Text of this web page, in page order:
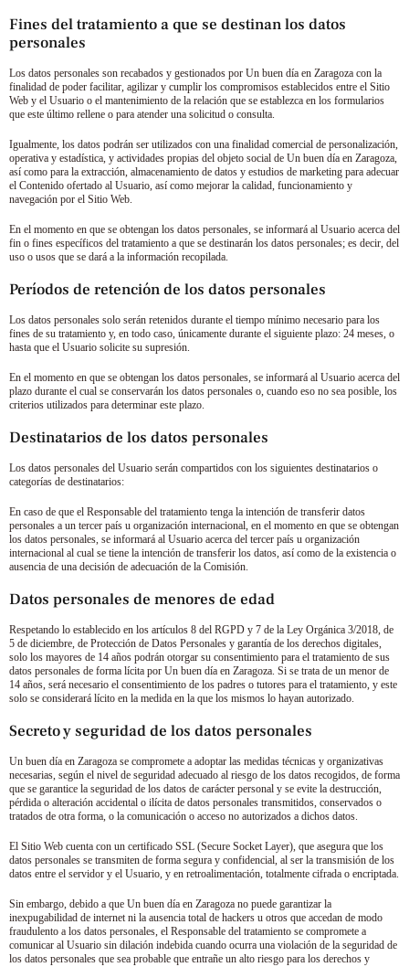
Fines del tratamiento a que se destinan los datos
personales
Los datos personales son recabados y gestionados por Un buen día en Zaragoza con la
finalidad de poder facilitar, agilizar y cumplir los compromisos establecidos entre el Sitio
Web y el Usuario o el mantenimiento de la relación que se establezca en los formularios
que este último rellene o para atender una solicitud o consulta.
Igualmente, los datos podrán ser utilizados con una finalidad comercial de personalización,
operativa y estadística, y actividades propias del objeto social de Un buen día en Zaragoza,
así como para la extracción, almacenamiento de datos y estudios de marketing para adecuar
el Contenido ofertado al Usuario, así como mejorar la calidad, funcionamiento y
navegación por el Sitio Web.
En el momento en que se obtengan los datos personales, se informará al Usuario acerca del
fin o fines específicos del tratamiento a que se destinarán los datos personales; es decir, del
uso o usos que se dará a la información recopilada.
Períodos de retención de los datos personales
Los datos personales solo serán retenidos durante el tiempo mínimo necesario para los
fines de su tratamiento y, en todo caso, únicamente durante el siguiente plazo: 24 meses, o
hasta que el Usuario solicite su supresión.
En el momento en que se obtengan los datos personales, se informará al Usuario acerca del
plazo durante el cual se conservarán los datos personales o, cuando eso no sea posible, los
criterios utilizados para determinar este plazo.
Destinatarios de los datos personales
Los datos personales del Usuario serán compartidos con los siguientes destinatarios o
categorías de destinatarios:
En caso de que el Responsable del tratamiento tenga la intención de transferir datos
personales a un tercer país u organización internacional, en el momento en que se obtengan
los datos personales, se informará al Usuario acerca del tercer país u organización
internacional al cual se tiene la intención de transferir los datos, así como de la existencia o
ausencia de una decisión de adecuación de la Comisión.
Datos personales de menores de edad
Respetando lo establecido en los artículos 8 del RGPD y 7 de la Ley Orgánica 3/2018, de
5 de diciembre, de Protección de Datos Personales y garantía de los derechos digitales,
solo los mayores de 14 años podrán otorgar su consentimiento para el tratamiento de sus
datos personales de forma lícita por Un buen día en Zaragoza. Si se trata de un menor de
14 años, será necesario el consentimiento de los padres o tutores para el tratamiento, y este
solo se considerará lícito en la medida en la que los mismos lo hayan autorizado.
Secreto y seguridad de los datos personales
Un buen día en Zaragoza se compromete a adoptar las medidas técnicas y organizativas
necesarias, según el nivel de seguridad adecuado al riesgo de los datos recogidos, de forma
que se garantice la seguridad de los datos de carácter personal y se evite la destrucción,
pérdida o alteración accidental o ilícita de datos personales transmitidos, conservados o
tratados de otra forma, o la comunicación o acceso no autorizados a dichos datos.
El Sitio Web cuenta con un certificado SSL (Secure Socket Layer), que asegura que los
datos personales se transmiten de forma segura y confidencial, al ser la transmisión de los
datos entre el servidor y el Usuario, y en retroalimentación, totalmente cifrada o encriptada.
Sin embargo, debido a que Un buen día en Zaragoza no puede garantizar la
inexpugabilidad de internet ni la ausencia total de hackers u otros que accedan de modo
fraudulento a los datos personales, el Responsable del tratamiento se compromete a
comunicar al Usuario sin dilación indebida cuando ocurra una violación de la seguridad de
los datos personales que sea probable que entrañe un alto riesgo para los derechos y